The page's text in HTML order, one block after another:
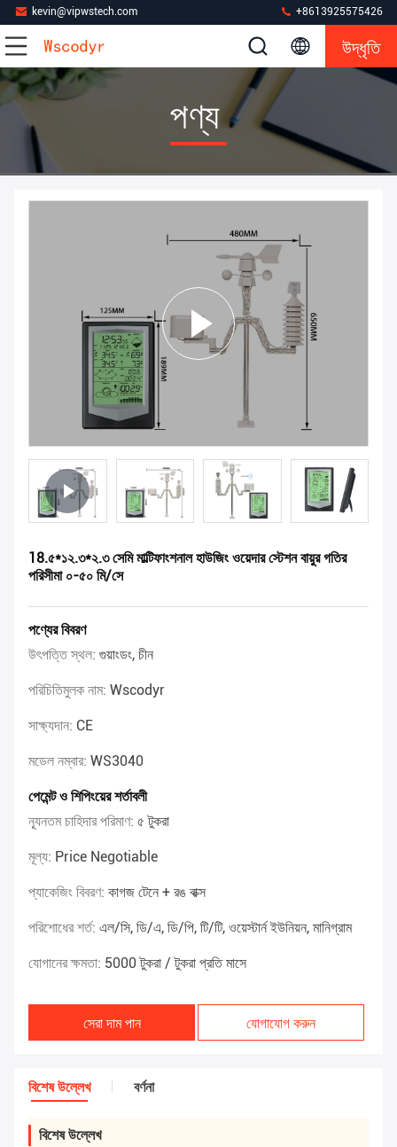
kevin@vipwstech.com +8613925575426
উদ্ধৃতি
পণ্য
18.৫*১২.৩*২.৩ সেমি মাল্টিফাংশনাল হাউজিং ওয়েদার স্টেশন বায়ুর গতির
পরিসীমা ০-৫০ মি/সে
পণ্যের বিবরণ
উৎপত্তি স্থল: গুয়াংডং, চীন
পরিচিতিমুলক নাম: Wscodyr
সাক্ষ্যদান: CE
মডেল নম্বার: WS3040
পেমেন্ট ও শিপিংয়ের শর্তাবলী
ন্যূনতম চাহিদার পরিমাণ: ৫ টুকরা
মূল্য: Price Negotiable
প্যাকেজিং বিবরণ: কাগজ টেনে + রঙ বাক্স
পরিশোধের শর্ত: এল/সি, ডি/এ, ডি/পি, টি/টি, ওয়েস্টার্ন ইউনিয়ন, মানিগ্রাম
যোগানের ক্ষমতা: 5000 টুকরা / টুকরা প্রতি মাসে
সেরা দাম পান যোগাযোগ করুন
বিশেষ উল্লেখ বর্ণনা
বিশেষ উল্লেখ